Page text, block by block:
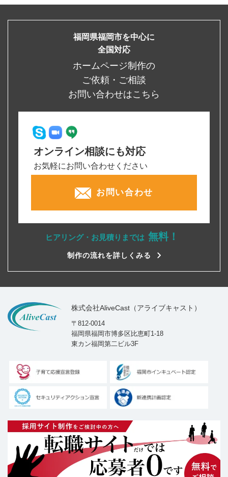
福岡県福岡市を中心に
全国対応
ホームページ制作の
ご依頼・ご相談
お問い合わせはこちら
オンライン相談にも対応
お気軽にお問い合わせください
お問い合わせ
ヒアリング・お見積りまでは 無料！
制作の流れを詳しくみる
株式会社AliveCast（アライブキャスト）
〒812-0014
福岡県福岡市博多区比恵町1-18
東カン福岡第二ビル3F